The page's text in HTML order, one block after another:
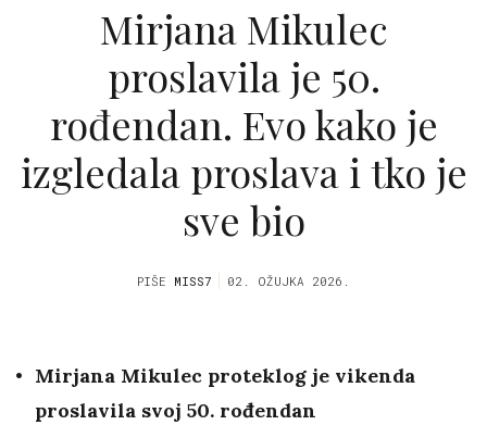
Mirjana Mikulec
proslavila je 50.
rođendan. Evo kako je
izgledala proslava i tko je
sve bio
PIŠE MISS7 02. OŽUJKA 2026.
Mirjana Mikulec proteklog je vikenda
proslavila svoj 50. rođendan